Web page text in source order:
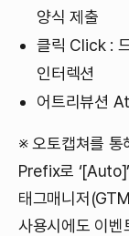
양식 제출
클릭 Click :
인터렉션
어트리뷰션
※ 오토캡쳐를 통
Prefix로
태그매니저
사용시에도 이벤